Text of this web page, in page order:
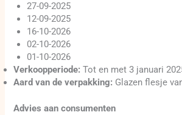
27-09-2025
12-09-2025
16-10-2026
02-10-2026
01-10-2026
Verkoopperiode: Tot en met 3 januari
Aard van de verpakking: Glazen flesje
Advies aan consumenten